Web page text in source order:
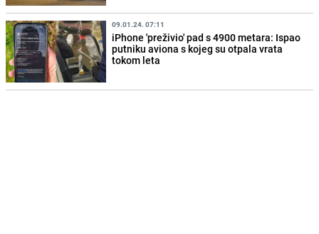
09.01.24. 07:11
iPhone 'preživio' pad s 4900 metara: Ispao
putniku aviona s kojeg su otpala vrata
tokom leta